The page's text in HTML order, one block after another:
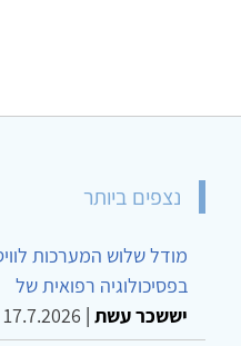
נצפים ביותר
מודל שלוש המערכות
בפסיכולוגיה רפואית של
יששכר עשת |
17.7.2026